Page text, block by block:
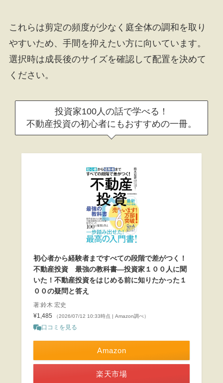
これらは剪定の頻度が少なく庭全体の調和を取り
やすいため、手間を抑えたい方に向いています。
選択時は成長後のサイズを確認して配置を決めて
ください。
投資家100人の話で学べる！
不動産投資の初心者にもおすすめの一冊。
初心者から経験者まですべての段階で差がつく！
不動産投資 最強の教科書―投資家１００人に聞
いた！不動産投資をはじめる前に知りたかった１
００の疑問と答え
著:鈴木 宏史
¥1,485
（2026/07/12 10:33時点 | Amazon調べ）
口コミを見る
Amazon
楽天市場